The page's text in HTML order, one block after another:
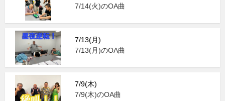
7/14(火)のOA曲
7/13(月)
7/13(月)のOA曲
7/9(木)
7/9(木)のOA曲